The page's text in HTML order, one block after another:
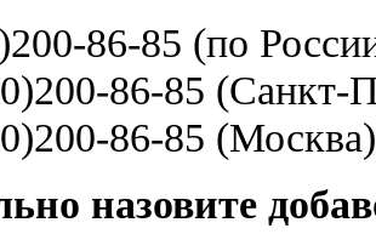
)200-86-85 (по
)200-86-85 (Санкт-
)200-86-85 (Москва)
назовите